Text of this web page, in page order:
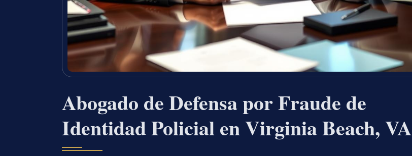
Abogado de Defensa por Fraude de
Identidad Policial en Virginia Beach, VA